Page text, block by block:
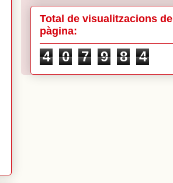
Total de visualitzacions de
pàgina:
4 0 7 9 8 4